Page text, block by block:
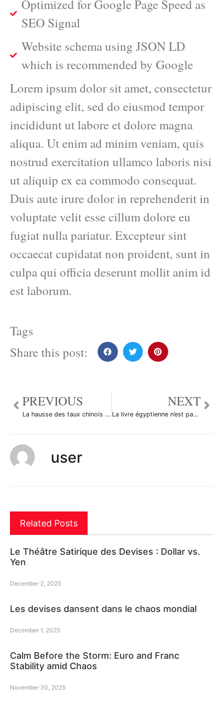
Optimized for Google Page Speed as
SEO Signal
Website schema using JSON LD
which is recommended by Google
Lorem ipsum dolor sit amet, consectetur
adipiscing elit, sed do eiusmod tempor
incididunt ut labore et dolore magna
aliqua. Ut enim ad minim veniam, quis
nostrud exercitation ullamco laboris nisi
ut aliquip ex ea commodo consequat.
Duis aute irure dolor in reprehenderit in
voluptate velit esse cillum dolore eu
fugiat nulla pariatur. Excepteur sint
occaecat cupidatat non proident, sunt in
culpa qui officia deserunt mollit anim id
est laborum.
Tags
Share this post:
PREVIOUS
La hausse des taux chinois fait chuter les actions européennes
NEXT
La livre égyptienne n’est pas au bout de ses peines
user
Related Posts
Le Théâtre Satirique des Devises : Dollar vs.
Yen
December 2, 2025
Les devises dansent dans le chaos mondial
December 1, 2025
Calm Before the Storm: Euro and Franc
Stability amid Chaos
November 30, 2025